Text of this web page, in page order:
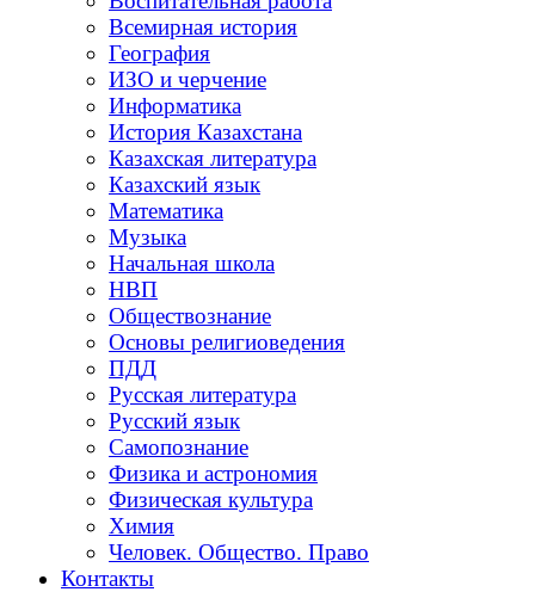
Всемирная история
География
ИЗО и черчение
Информатика
История Казахстана
Казахская литература
Казахский язык
Математика
Музыка
Начальная школа
НВП
Обществознание
Основы религиоведения
ПДД
Русская литература
Русский язык
Самопознание
Физика и астрономия
Физическая культура
Химия
Человек. Общество. Право
Контакты